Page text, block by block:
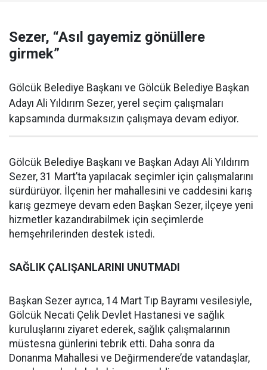
Sezer, “Asıl gayemiz gönüllere
girmek”
Gölcük Belediye Başkanı ve Gölcük Belediye Başkan
Adayı Ali Yıldırım Sezer, yerel seçim çalışmaları
kapsamında durmaksızın çalışmaya devam ediyor.
Gölcük Belediye Başkanı ve Başkan Adayı Ali Yıldırım
Sezer, 31 Mart’ta yapılacak seçimler için çalışmalarını
sürdürüyor. İlçenin her mahallesini ve caddesini karış
karış gezmeye devam eden Başkan Sezer, ilçeye yeni
hizmetler kazandırabilmek için seçimlerde
hemşehrilerinden destek istedi.
SAĞLIK ÇALIŞANLARINI UNUTMADI
Başkan Sezer ayrıca, 14 Mart Tıp Bayramı vesilesiyle,
Gölcük Necati Çelik Devlet Hastanesi ve sağlık
kuruluşlarını ziyaret ederek, sağlık çalışmalarının
müstesna günlerini tebrik etti. Daha sonra da
Donanma Mahallesi ve Değirmendere’de vatandaşlar,